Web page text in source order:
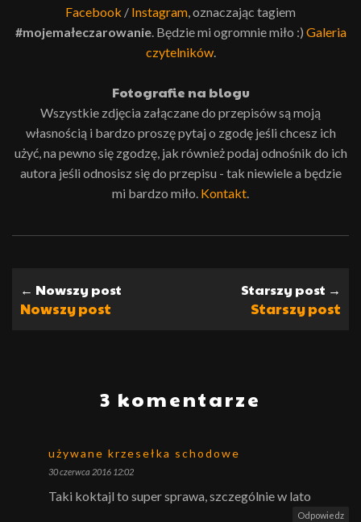
Facebook / Instagram , oznaczając tagiem
#mojemałeczarowanie. Będzie mi ogromnie miło :) Galeria
czytelników.
Fotografie na blogu
Wszystkie zdjęcia załączane do przepisów są moją
własnością i bardzo proszę pytaj o zgodę jeśli chcesz ich
użyć, na pewno się zgodzę, jak również podaj odnośnik do ich
autora jeśli odnosisz się do przepisu - tak niewiele a będzie
mi bardzo miło. Kontakt
← Nowszy post
Nowszy post
Starszy post →
Starszy post
3 komentarze
używane krzesełka schodowe
30 czerwca 2016 12:02
Taki koktajl to super sprawa, szczególnie w lato
Odpowiedz